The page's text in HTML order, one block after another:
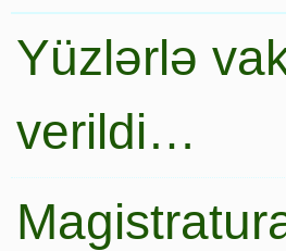
Yüzlərlə
verildi…